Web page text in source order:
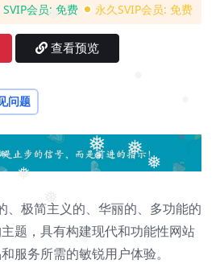
❅
❅
❅
❅
❅
SVIP会员: 免费 永久SVIP会员: 免费
查看预览
问题
、极简主义的、华丽的、多功能的
题，具有构建现代和功能性网站
服务所需的敏锐用户体验。